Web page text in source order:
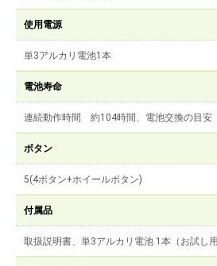
使用電源
単3アルカリ電池1本
電池寿命
連続動作時間 約104時間、電池交換の目
ボタン
5(4ボタン+ホイールボタン)
付属品
取扱説明書、単3アルカリ電池 1本（お試し用